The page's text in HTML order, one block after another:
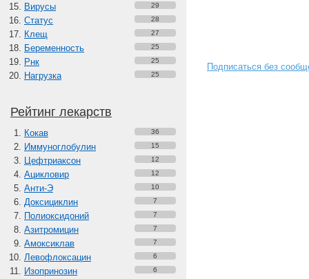
Вирусы 29
Статус 28
Клещ 27
Беременность 25
Рнк 25
Нагрузка 25
Рейтинг лекарств
Кокав 36
Иммуноглобулин 15
Цефтриаксон 12
Ацикловир 12
Анти-Э 10
Доксициклин 7
Полиоксидоний 7
Азитромицин 7
Амоксиклав 7
Левофлоксацин 6
Изопринозин 6
Подписаться без